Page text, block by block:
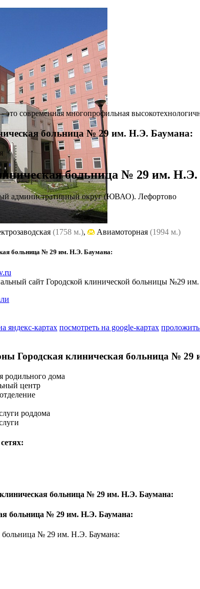
современная многопрофильная
больница № 29 им. Н.Э. Баумана:
больница № 29 им.
административный округ (ЮВАО). Лефортово
(1758 м.), Авиамоторная (1994 м.)
больница № 29 им. Н.Э. Баумана:
сайт Городской клинической больницы №29
яндекс-картах посмотреть на google-картах
Городская клиническая больница №
родильного дома
центр
роддома
больница № 29 им. Н.Э. Баумана:
больница № 29 им. Н.Э. Баумана:
больница № 29 им. Н.Э. Баумана: